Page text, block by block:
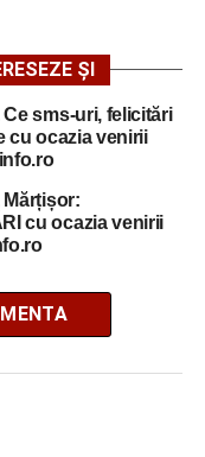
ȘI
Ce sms-uri, felicitări
cu ocazia venirii
Mărțișor:
cu ocazia venirii